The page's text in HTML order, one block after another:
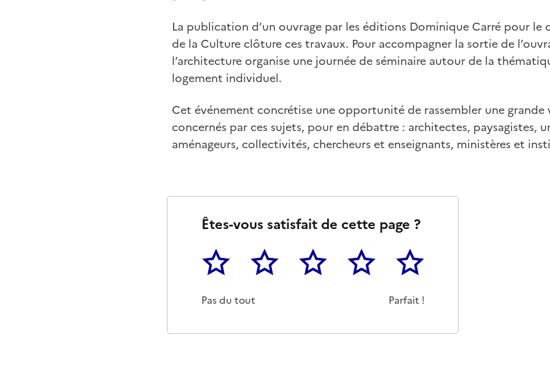
La publication d’un ouvrage par les éditions Dominique Carré pour
de la Culture clôture ces travaux. Pour accompagner la sortie de
l’architecture organise une journée de séminaire autour de la
logement individuel.
Cet événement concrétise une opportunité de rassembler une grande
concernés par ces sujets, pour en débattre : architectes, paysagistes,
aménageurs, collectivités, chercheurs et enseignants, ministères et
Êtes-vous satisfait de cette page ?
1
Pas du tout
2 3 4 5
Parfait !